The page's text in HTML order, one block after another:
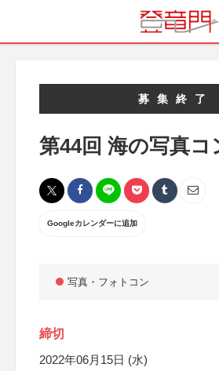
募集終了
第44回 海の写真コ
Googleカレンダーに追加
写真・フォトコン
締切
2022年06月15日 (水)